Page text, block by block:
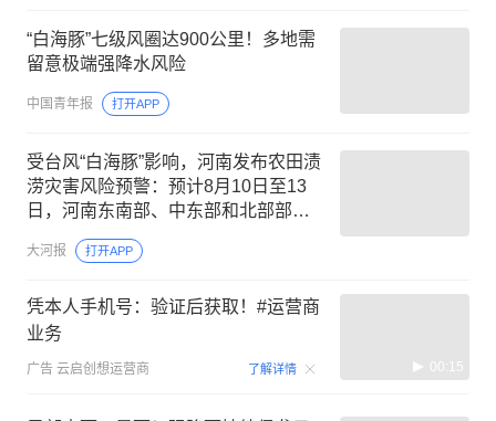
“白海豚”七级风圈达900公里！多地需
留意极端强降水风险
中国青年报 打开APP
受台风“白海豚”影响，河南发布农田渍
涝灾害风险预警：预计8月10日至13
日，河南东南部、中东部和北部部分
县(市、区)有暴雨、大暴雨
大河报 打开APP
凭本人手机号：验证后获取！#运营商
业务
广告 云启创想运营商 了解详情 00:15